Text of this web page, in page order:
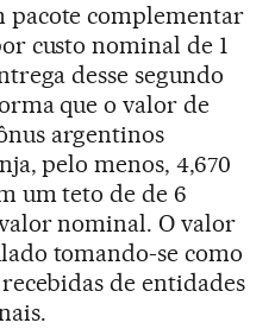
pacote complementar
custo nominal de 1
desse segundo
que o valor de
argentinos
pelo menos, 4,670
um teto de de 6
nominal. O valor
tomando-se como
de entidades